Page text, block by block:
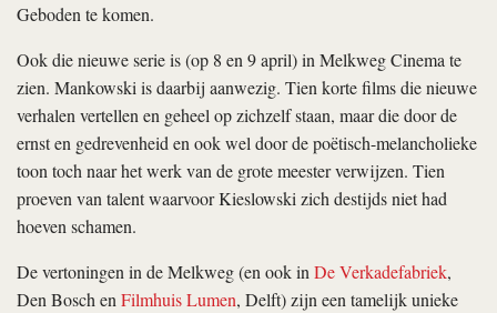
Geboden te komen.
Ook die nieuwe serie is (op 8 en 9 april) in Melkweg Cinema te
zien. Mankowski is daarbij aanwezig. Tien korte films die nieuwe
verhalen vertellen en geheel op zichzelf staan, maar die door de
ernst en gedrevenheid en ook wel door de poëtisch-melancholieke
toon toch naar het werk van de grote meester verwijzen. Tien
proeven van talent waarvoor Kieslowski zich destijds niet had
hoeven schamen.
De vertoningen in de Melkweg (en ook inDe Verkadefabriek,
Den Bosch enFilmhuis Lumen, Delft) zijn een tamelijk unieke